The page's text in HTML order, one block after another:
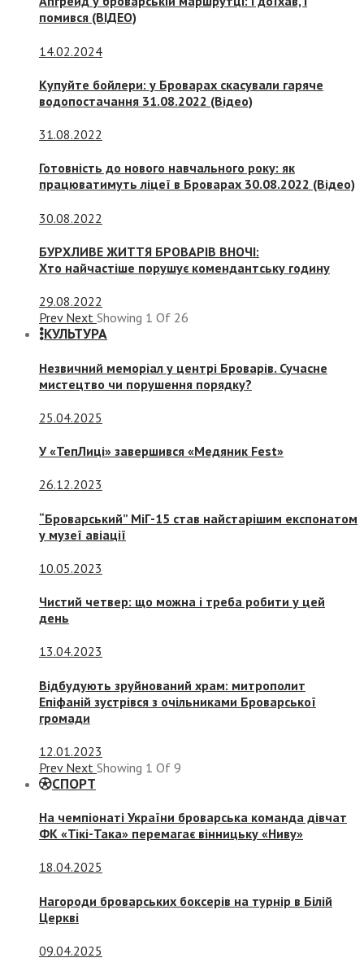
помився (ВІДЕО)
14.02.2024
Купуйте бойлери: у Броварах скасували гаряче
водопостачання 31.08.2022 (Відео)
31.08.2022
Готовність до нового навчального року: як
працюватимуть ліцеї в Броварах 30.08.2022 (Відео)
30.08.2022
БУРХЛИВЕ ЖИТТЯ БРОВАРІВ ВНОЧІ:
Хто найчастіше порушує комендантську годину
29.08.2022
Prev Next Showing 1 Of 26
КУЛЬТУРА
Незвичний меморіал у центрі Броварів. Сучасне
мистецтво чи порушення порядку?
25.04.2025
У «ТепЛиці» завершився «Медяник Fest»
26.12.2023
“Броварський” МіГ-15 став найстарішим експонатом
у музеї авіації
10.05.2023
Чистий четвер: що можна і треба робити у цей
день
13.04.2023
Відбудують зруйнований храм: митрополит
Епіфаній зустрівся з очільниками Броварської
громади
12.01.2023
Prev Next Showing 1 Of 9
СПОРТ
На чемпіонаті України броварська команда дівчат
ФК «Тікі-Така» перемагає вінницьку «Ниву»
18.04.2025
Нагороди броварських боксерів на турнір в Білій
Церкві
09.04.2025